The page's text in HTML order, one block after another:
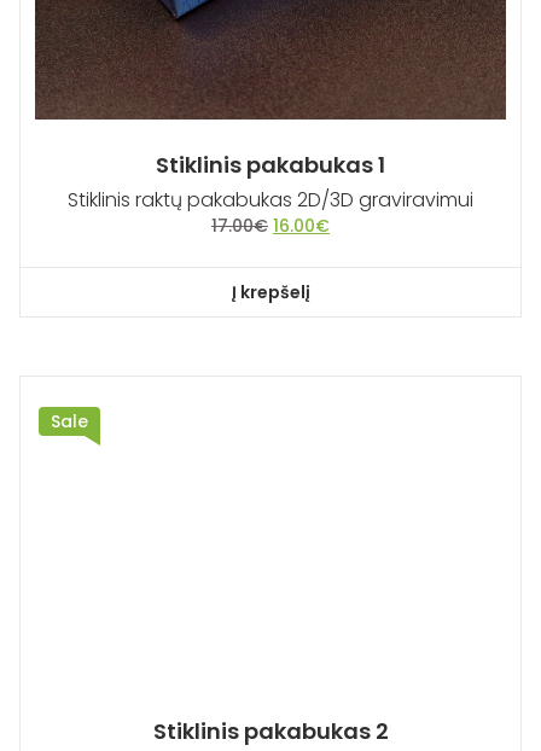
Stiklinis pakabukas 1
Stiklinis raktų pakabukas 2D/3D graviravimui
17.00€ Original
17.00€.
16.00€Current
Į krepšelį
Sale
Stiklinis pakabukas 2